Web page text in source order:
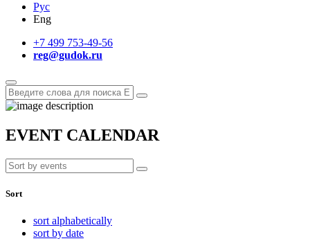
Рус
Eng
+7 499 753-49-56
reg@gudok.ru
EVENT CALENDAR
Sort
sort alphabetically
sort by date